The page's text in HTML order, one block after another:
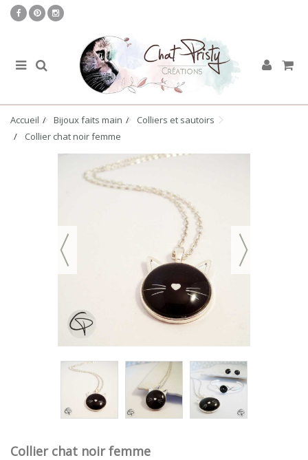
Accueil Bijoux faits main
Colliers et sautoirs
Collier chat noir femme
Collier chat noir femme